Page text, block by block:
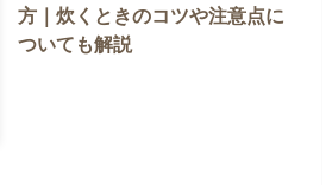
方｜炊くときのコツや注意点に
ついても解説